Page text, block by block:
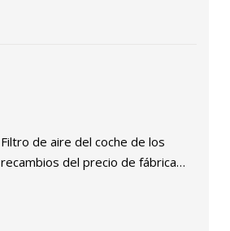
Filtro de aire del coche de los
recambios del precio de fábrica